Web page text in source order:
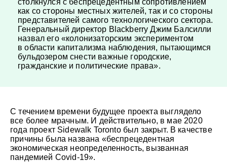
столкнулся с беспрецедентным сопротивлением
как со стороны местных жителей, так и со стороны
представителей самого технологического сектора.
Генеральный директор Blackberry Джим Балсилли
назвал его «колонизаторским экспериментом
в области капитализма наблюдения, пытающимся
бульдозером снести важные городские,
гражданские и политические права».
С течением времени будущее проекта выглядело
все более мрачным. И действительно, в мае 2020
года проект Sidewalk Toronto был закрыт. В качестве
причины была названа «беспрецедентная
экономическая неопределенность, вызванная
пандемией Covid-19».